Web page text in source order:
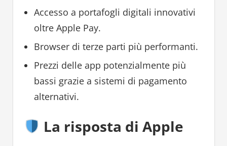
Accesso a portafogli digitali innovativi
oltre Apple Pay.
Browser di terze parti più performanti.
Prezzi delle app potenzialmente più
bassi grazie a sistemi di pagamento
alternativi.
La risposta di Apple